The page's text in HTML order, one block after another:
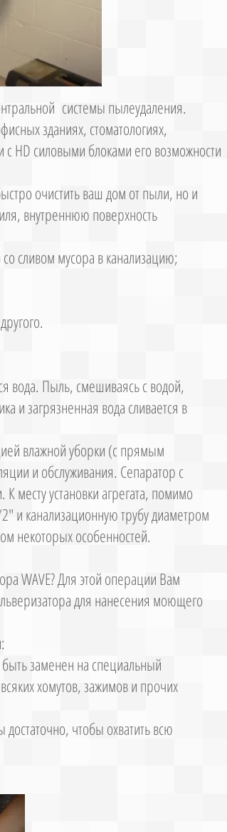
системы пылеудаления.
зданиях, стоматологиях,
HD силовыми блоками его возможности
очистить ваш дом от пыли, но и
внутреннюю поверхность
сливом мусора в канализацию;
вода. Пыль, смешиваясь с водой,
и загрязненная вода сливается в
влажной уборки (с прямым
и обслуживания. Сепаратор с
месту установки агрегата, помимо
и канализационную трубу диаметром
некоторых особенностей.
WAVE? Для этой операции Вам
для нанесения моющего
заменен на специальный
хомутов, зажимов и прочих
чтобы охватить всю